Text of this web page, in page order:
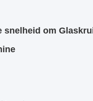
snelheid om